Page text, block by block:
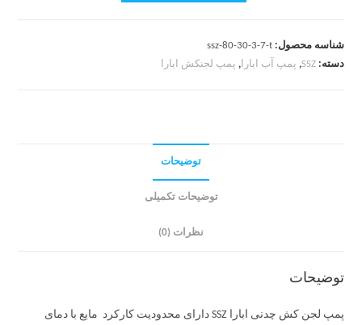
شناسه محصول:ssz-80-30-3-7-t
دسته:SSZ
, پمپ آب ابارا, پمپ لجنکش ابارا
توضیحات
توضیحات تکمیلی
نظرات (0)
توضیحات
پمپ لجن کش چدنی ابارا SSZ دارای محدودیت کارکرد مایع با دمای